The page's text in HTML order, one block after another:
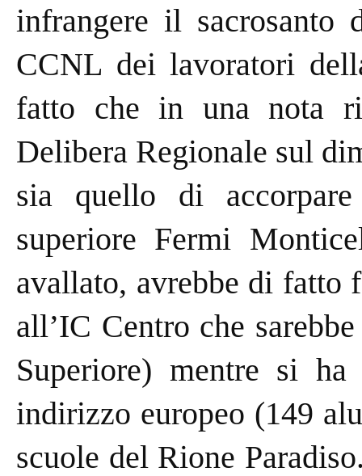
infrangere il
CCNL dei lavoratori
fatto che in una nota
Delibera Regionale sul
sia quello di
superiore Fermi
avallato, avrebbe di fatto
all’IC Centro che
Superiore) mentre si
indirizzo europeo (149
scuole del Rione